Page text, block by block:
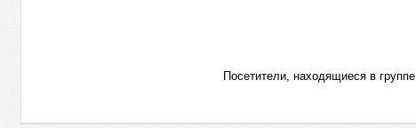
Посетители, находящиеся в группе